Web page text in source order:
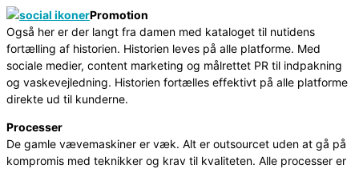
Promotion
Også her er der langt fra damen med kataloget til nutidens
fortælling af historien. Historien leves på alle platforme. Med
sociale medier, content marketing og målrettet PR til indpakning
og vaskevejledning. Historien fortælles effektivt på alle platforme
direkte ud til kunderne.
Processer
De gamle vævemaskiner er væk. Alt er outsourcet uden at gå på
kompromis med teknikker og krav til kvaliteten. Alle processer er